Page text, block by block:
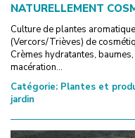
NATURELLEMENT
Culture de plantes
(Vercors/Trièves) de
Crèmes hydratantes,
macération...
Catégorie: Plantes et
jardin